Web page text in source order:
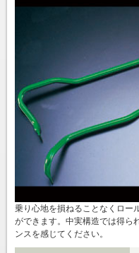
乗り心地を損ねることなくロー
ができます。中実構造では得ら
ンスを感じてください。